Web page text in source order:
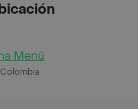
Menú